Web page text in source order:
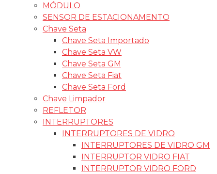
MÓDULO
SENSOR DE ESTACIONAMENTO
Chave Seta
Chave Seta Importado
Chave Seta VW
Chave Seta GM
Chave Seta Fiat
Chave Seta Ford
Chave Limpador
REFLETOR
INTERRUPTORES
INTERRUPTORES DE VIDRO
INTERRUPTORES DE VIDRO GM
INTERRUPTOR VIDRO FIAT
INTERRUPTOR VIDRO FORD